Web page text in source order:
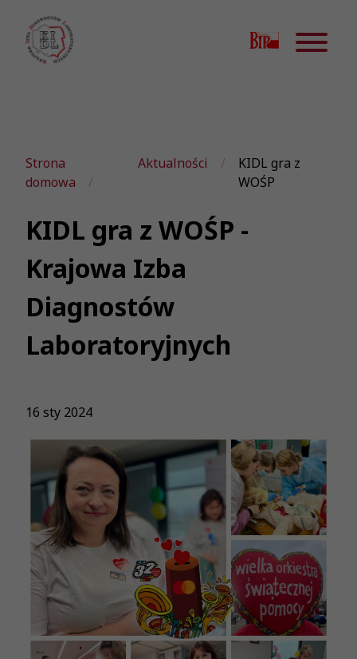
Strona
domowa
Aktualności
KIDL gra z
WOŚP
KIDL gra z WOŚP -
Krajowa Izba
Diagnostów
Laboratoryjnych
16 sty 2024